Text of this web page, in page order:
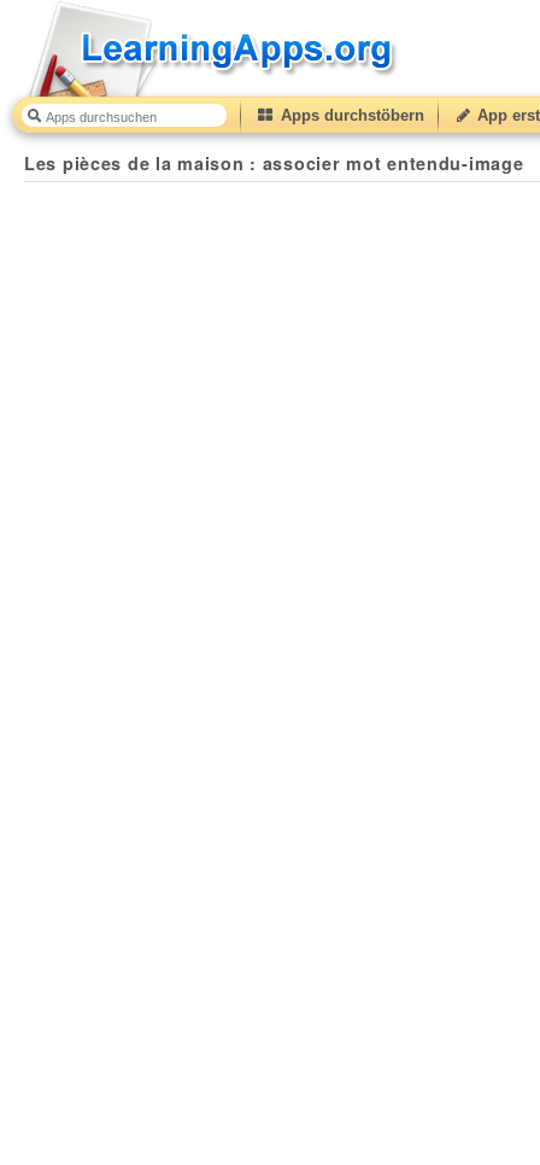
Apps durchstöbern App
Les pièces de la maison : associer mot entendu-image
Les pièces de la maison : associer mot entendu-image